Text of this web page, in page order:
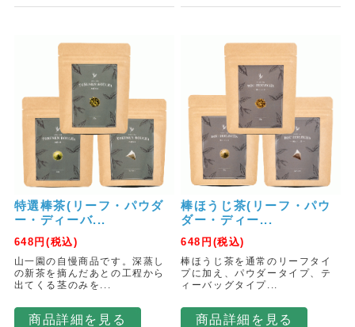
特選棒茶(リーフ・パウダ
ー・ディーバ...
648円(税込)
山一園の自慢商品です。深蒸し
の新茶を摘んだあとの工程から
出てくる茎のみを...
商品詳細を見る
棒ほうじ茶(リーフ・パウ
ダー・ディー...
648 円(税込)
棒ほうじ茶を通常のリーフタイ
プに加え、パウダータイプ、テ
ィーバッグタイプ...
商品詳細を見る